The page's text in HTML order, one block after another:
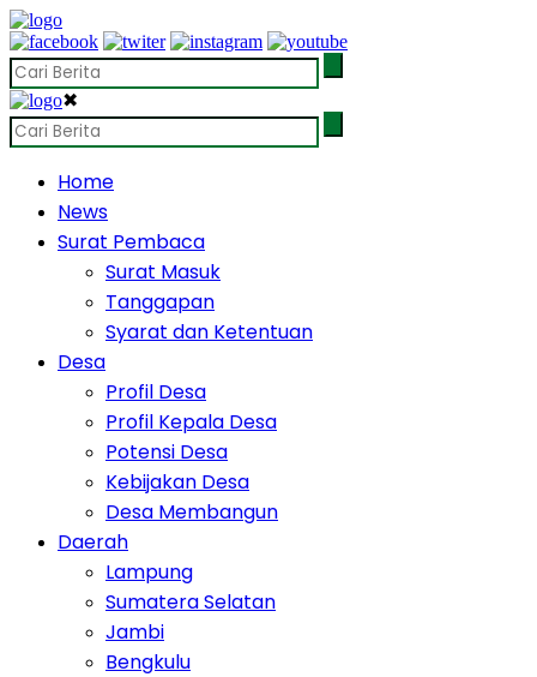
✖
Home
News
Surat Pembaca
Surat Masuk
Tanggapan
Syarat dan Ketentuan
Desa
Profil Desa
Profil Kepala Desa
Potensi Desa
Kebijakan Desa
Desa Membangun
Daerah
Lampung
Sumatera Selatan
Jambi
Bengkulu